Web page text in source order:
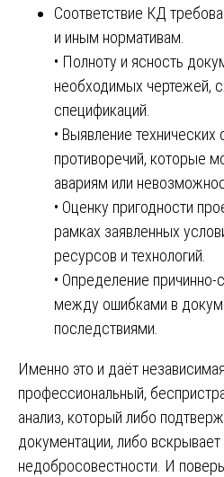
Соответствие КД
и иным нормативам.
• Полноту и ясность
необходимых чертежей,
спецификаций.
• Выявление технических
противоречий, которые
авариям или
• Оценку пригодности
рамках заявленных
ресурсов и технологий.
• Определение
между ошибками в
последствиями.
Именно это и даёт
профессиональный,
анализ, который либо
документации, либо
недобросовестности. И